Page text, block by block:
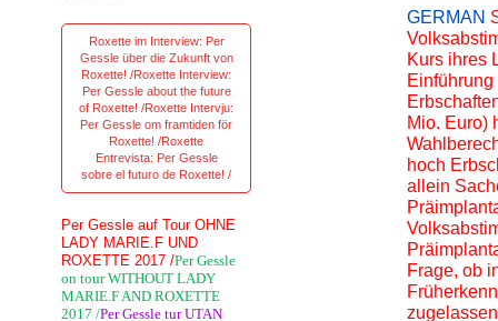
GERMAN
Kurs ihres
Mio. Euro)
hoch
allein
Frage, ob
Roxette im Interview: Per
Gessle über die Zukunft von
Roxette! /Roxette Interview:
Per Gessle about the future
of Roxette! /Roxette Intervju:
Per Gessle om framtiden för
Roxette! /Roxette
Entrevista: Per Gessle
sobre el futuro de Roxette! /
Per Gessle auf Tour OHNE
LADY MARIE.F UND
ROXETTE 2017 /Per Gessle
on tour WITHOUT LADY
MARIE.F AND ROXETTE
2017 /Per Gessle tur UTAN